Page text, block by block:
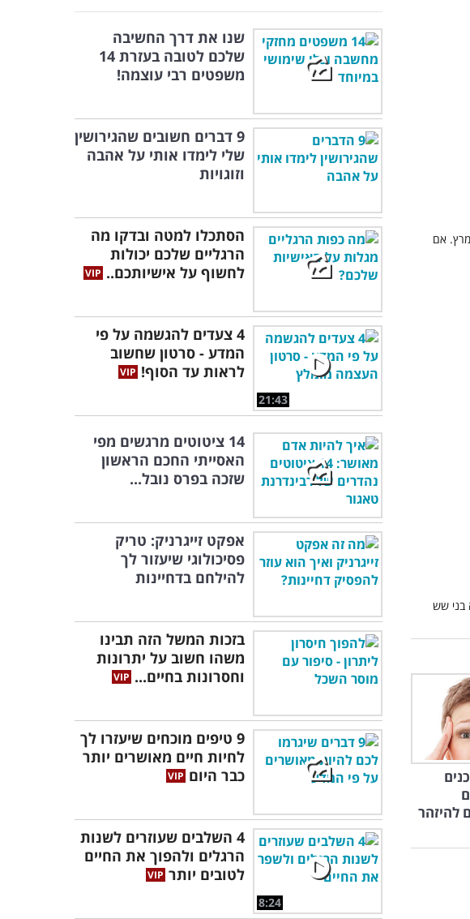
להיזהר
שנו את דרך החשיבה
שלכם לטובה בעזרת 14
משפטים רבי עוצמה!
9 דברים חשובים שהגירושין
שלי לימדו אותי על אהבה
וזוגויות
הסתכלו למטה ובדקו מה
הרגליים שלכם יכולות
לחשוף על אישיותכם..
21:43
4 צעדים להגשמה על פי
המדע - סרטון שחשוב
לראות עד הסוף!
14 ציטוטים מרגשים מפי
האסייתי החכם הראשון
שזכה בפרס נובל...
אפקט זייגרניק: טריק
פסיכולוגי שיעזור לך
להילחם בדחיינות
בזכות המשל הזה תבינו
משהו חשוב על יתרונות
וחסרונות בחיים...
9 טיפים מוכחים שיעזרו לך
לחיות חיים מאושרים יותר
כבר היום
8:24
4 השלבים שעוזרים לשנות
הרגלים ולהפוך את החיים
לטובים יותר